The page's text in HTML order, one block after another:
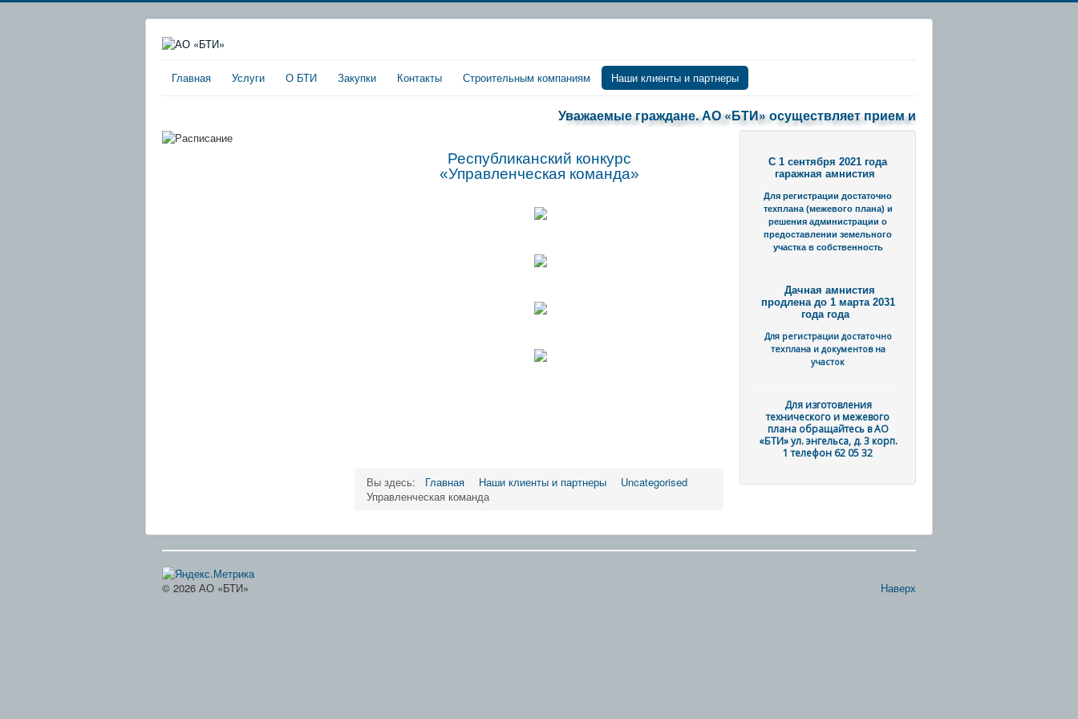
Главная Услуги О БТИ Закупки Контакты Строительным компаниям Наши клиенты и партнеры
Уважаемые граждане. АО «БТИ» осуществляет прием и выдачу документов в
Республиканский конкурс
«Управленческая команда»
Вы здесь: Главная Наши клиенты и партнеры
Uncategorised
Управленческая команда
С 1 сентября 2021 года
гаражная амнистия
Для регистрации достаточно
техплана (межевого плана) и
решения администрации о
предоставлении земельного
участка в собственность
Дачная амнистия
продлена до 1 марта 2031
года года
Для регистрации достаточно
техплана и документов на
участок
Для изготовления
технического и межевого
плана обращайтесь в АО
«БТИ» ул. энгельса, д. 3 корп.
1 телефон 62 05 32
Наверх
© 2026 АО «БТИ»